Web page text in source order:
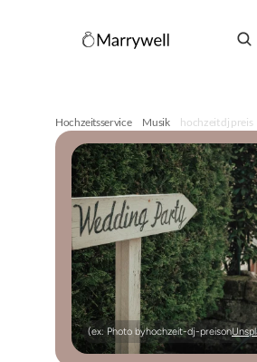
Hochzeitsservice Musik hochzeit dj preis
(ex: Photo byhochzeit-dj-preison